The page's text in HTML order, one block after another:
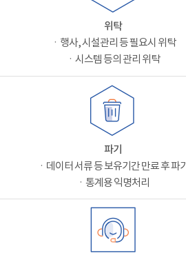
위탁
ㆍ행사, 시설관리 등 필요시 위탁
ㆍ시스템 등의 관리 위탁
파기
ㆍ데이터 서류 등 보유기간 만료 후 파기
ㆍ통계용 익명처리